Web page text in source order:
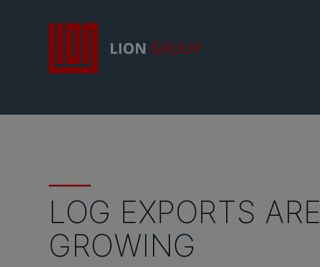
LOG EXPORTS ARE
GROWING